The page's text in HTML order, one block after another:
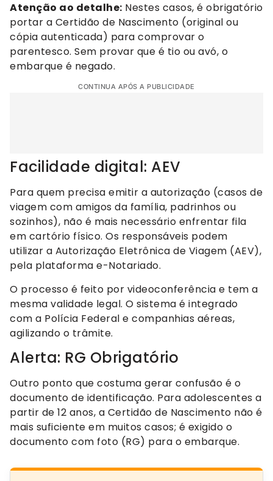
Atenção ao detalhe: Nestes casos, é obrigatório
portar a Certidão de Nascimento (original ou
cópia autenticada) para comprovar o
parentesco. Sem provar que é tio ou avó, o
embarque é negado.
CONTINUA APÓS A PUBLICIDADE
Facilidade digital: AEV
Para quem precisa emitir a autorização (casos de
viagem com amigos da família, padrinhos ou
sozinhos), não é mais necessário enfrentar fila
em cartório físico. Os responsáveis podem
utilizar a Autorização Eletrônica de Viagem (AEV),
pela plataforma e-Notariado.
O processo é feito por videoconferência e tem a
mesma validade legal. O sistema é integrado
com a Polícia Federal e companhias aéreas,
agilizando o trâmite.
Alerta: RG Obrigatório
Outro ponto que costuma gerar confusão é o
documento de identificação. Para adolescentes a
partir de 12 anos, a Certidão de Nascimento não é
mais suficiente em muitos casos; é exigido o
documento com foto (RG) para o embarque.